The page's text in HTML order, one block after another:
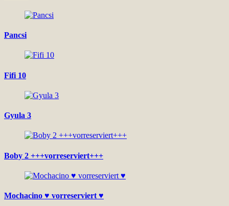
Pancsi
Fifi 10
Gyula 3
Boby 2 +++vorreserviert+++
Mochacino ♥ vorreserviert ♥